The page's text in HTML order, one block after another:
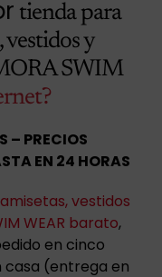
tienda para
vestidos y
SWIM
– PRECIOS
EN 24 HORAS
vestidos
WEAR barato,
en cinco
casa (entrega en